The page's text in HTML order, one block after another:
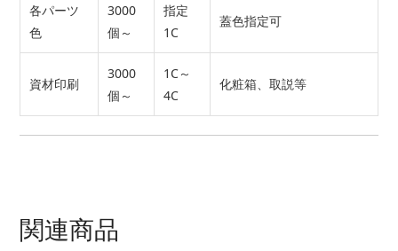
各パーツ
色
3000
個～
指定
1C
蓋色指定可
資材印刷
3000
個～
1C～
4C
化粧箱、取説等
関連商品